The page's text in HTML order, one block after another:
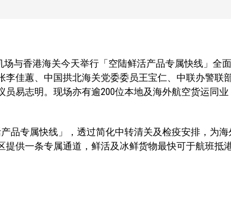
场与香港海关今天举行「空陆鲜活产品专属快线」全
佳蕙、中国拱北海关党委委员王宝仁、中联办警联
易志明。现场亦有逾200位本地及海外航空货运同
品专属快线」，透过简化中转清关及检疫安排，为
供一条专属通道，鲜活及冰鲜货物最快可于航班抵